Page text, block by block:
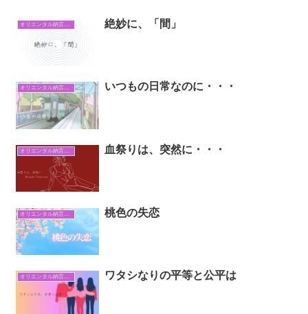
オリエンタル納言日常日記 絶妙に、「間」
オリエンタル納言日常日記 いつもの日常なのに・・・
オリエンタル納言日常日記 血祭りは、突然に・・・
オリエンタル納言日常日記 桃色の失恋
オリエンタル納言日常日記 ワタシなりの平等と公平は